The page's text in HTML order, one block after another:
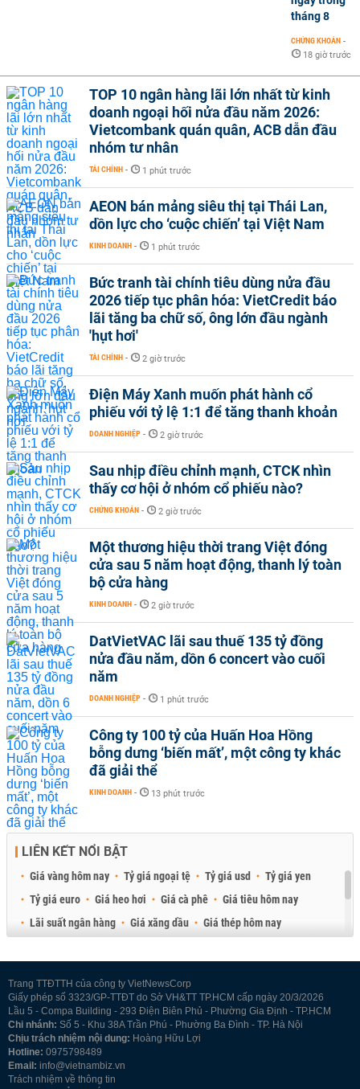
tháng 8
CHỨNG KHOÁN -
18 giờ trước
TOP 10 ngân hàng lãi lớn nhất từ kinh
doanh ngoại hối nửa đầu năm 2026:
Vietcombank quán quân, ACB dẫn đầu
nhóm tư nhân
TÀI CHÍNH - 1 phút trước
AEON bán mảng siêu thị tại Thái Lan,
dồn lực cho ‘cuộc chiến’ tại Việt Nam
KINH DOANH - 1 phút trước
Bức tranh tài chính tiêu dùng nửa đầu
2026 tiếp tục phân hóa: VietCredit báo
lãi tăng ba chữ số, ông lớn đầu ngành
'hụt hơi'
TÀI CHÍNH - 2 giờ trước
Điện Máy Xanh muốn phát hành cổ
phiếu với tỷ lệ 1:1 để tăng thanh khoản
DOANH NGHIỆP - 2 giờ trước
Sau nhịp điều chỉnh mạnh, CTCK nhìn
thấy cơ hội ở nhóm cổ phiếu nào?
CHỨNG KHOÁN - 2 giờ trước
Một thương hiệu thời trang Việt đóng
cửa sau 5 năm hoạt động, thanh lý toàn
bộ cửa hàng
KINH DOANH - 2 giờ trước
DatVietVAC lãi sau thuế 135 tỷ đồng
nửa đầu năm, dồn 6 concert vào cuối
năm
DOANH NGHIỆP - 1 phút trước
Công ty 100 tỷ của Huấn Hoa Hồng
bỗng dưng ‘biến mất’, một công ty khác
đã giải thể
KINH DOANH - 13 phút trước
LIÊN KẾT NỔI BẬT
Giá vàng hôm nay Tỷ giá ngoại tệ Tỷ giá usd
Tỷ giá yen
Tỷ giá euro
Giá heo hơi Giá cà phê
Giá tiêu hôm nay
Lãi suất ngân hàng
Giá xăng dầu
Giá thép hôm nay
Trang TTĐTTH của công ty VietNewsCorp
Giấy phép số 3323/GP-TTĐT do Sở VH&TT TP.HCM cấp ngày 20/3/2026
Lầu 5 - Compa Building - 293 Điện Biên Phủ - Phường Gia Định - TP.HCM
Chi nhánh: Số 5 - Khu 38A Trần Phú - Phường Ba Đình - TP. Hà Nội
Chịu trách nhiệm nội dung: Hoàng Hữu Lợi
Hotline: 0975798489
Email: info@vietnambiz.vn
Trách nhiệm về thông tin